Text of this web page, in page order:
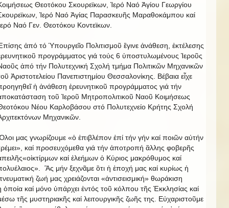
Θεοτόκου Σκουρεϊκων, Ἱερό Ναό Ἁγίου Γεωργίου
Ἱερό Ναό Ἁγίας Παρασκευῆς Μαραθοκάμπου καί
Ναό Γεν. Θεοτόκου Κοντεϊκων.
ἀπό τό Ὑπουργεῖο Πολιτισμοῦ ἒγινε ἀνάθεση, ἐκτέλεσης
προγράμματος γιά τούς 6 ὑποστυλωμένους Ἱεροῦς
ἀπό τήν Πολυτεχνική Σχολή τμήμα Πολιτικῶν Μηχανικῶν
Ἀριστοτελείου Πανεπιστημίου Θεσσαλονίκης. Βέβαια εἶχε
ἡ ἀνάθεση ἐρευνητικοῦ προγράμματος γιά τήν
τοῦ Ἱεροῦ Μητροπολιτικοῦ Ναοῦ Κοιμήσεως
Νέου Καρλοβάσου στό Πολυτεχνείο Κρήτης Σχολή
Μηχανικῶν.
μας γνωρίζουμε «ὁ ἐπιβλέπον ἐπί τήν γήν καί ποιῶν αὐτήν
καί προσευχόμεθα γιά τήν ἀποτροπή ἂλλης φοβερῆς
καί ἐλεήμων ὁ Κύριος μακρόθυμος καί
Ἃς μήν ξεχνᾶμε ὃτι ἡ ἐποχή μας καί κυρίως ἡ
ζωή μας χρειάζονται «ἀντισεισμική» θωράκιση
ὁποία καί μόνο ὑπάρχει ἐντός τοῦ κόλπου τῆς Ἐκκλησίας καί
τῆς μυστηριακῆς καί λειτουργικῆς ζωῆς της. Εὐχαριστοῦμε